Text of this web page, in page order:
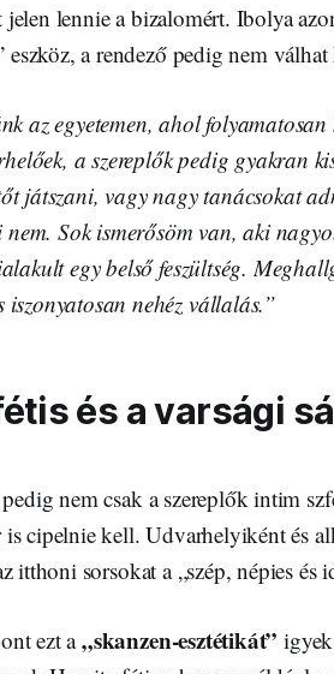
lennie a bizalomért. Ibolya
eszköz, a rendező pedig nem
az egyetemen, ahol
a szereplők pedig gyakran
játszani, vagy nagy tanácsokat
Sok ismerősöm van, aki
egy belső feszültség.
nehéz vállalás.”
és a varsági
nem csak a szereplők intim
is cipelnie kell. Udvarhelyiként és
itthoni sorsokat a „szép, népies és
ezt a„skanzen-esztétikát”